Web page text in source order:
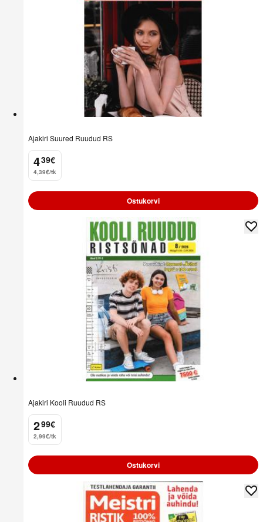
Ajakiri Suured Ruudud RS
4
. 39€
4,39€/tk
Ostukorvi
Ajakiri Kooli Ruudud RS
2
. 99€
2,99€/tk
Ostukorvi